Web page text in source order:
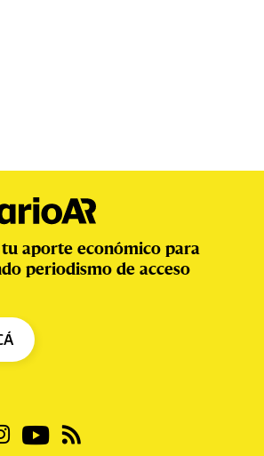
aporte económico para
periodismo de acceso